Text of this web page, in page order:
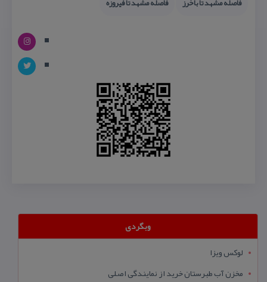
وبگردی
لوکس ویزا
مخزن آب طبرستان خرید از نمایندگی اصلی